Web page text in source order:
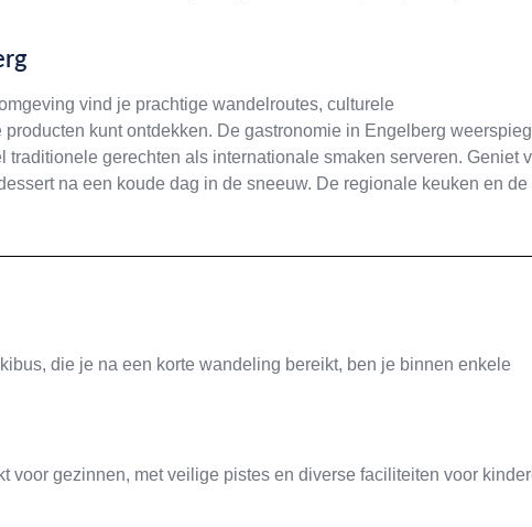
vind je prachtige wandelroutes, culturele
kunt ontdekken. De gastronomie in Engelberg
gerechten als internationale smaken serveren. Geniet
na een koude dag in de sneeuw. De regionale keuken en de
die je na een korte wandeling bereikt, ben je binnen enkele
voor gezinnen, met veilige pistes en diverse faciliteiten voor